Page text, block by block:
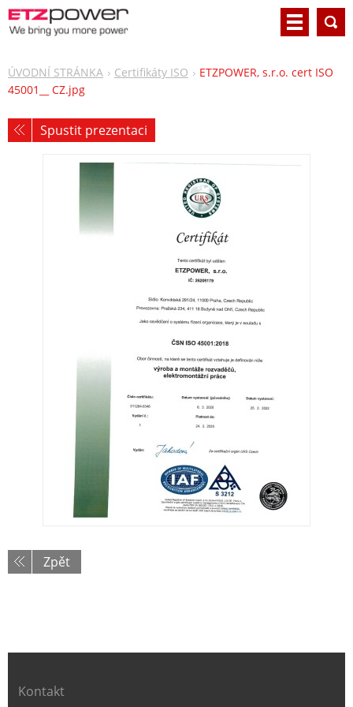
ÚVODNÍ STRÁNKA Certifikáty ISO
ETZPOWER, s.r.o. cert ISO
45001__ CZ.jpg
Spustit prezentaci
Zpět
Kontakt